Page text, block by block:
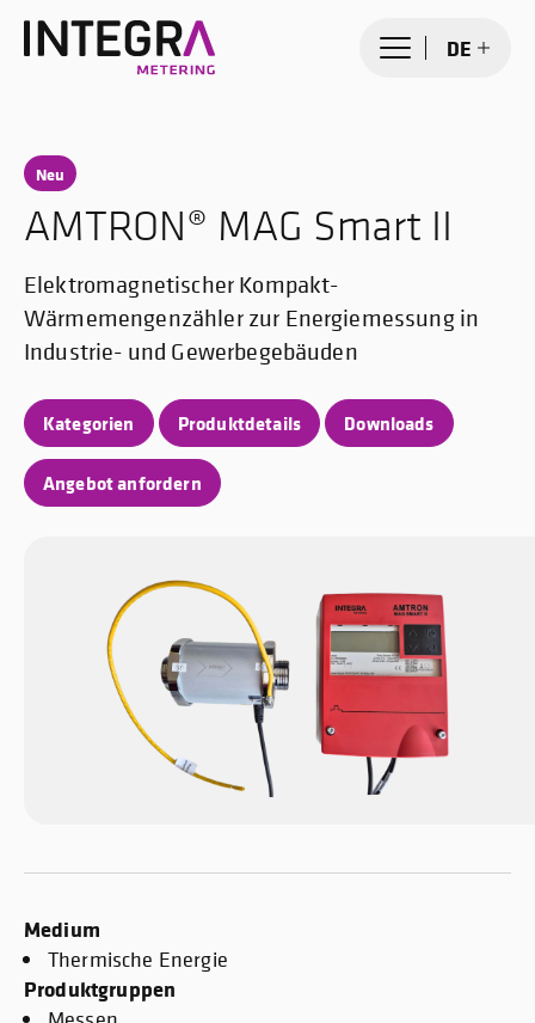
DE
Neu
AMTRON® MAG Smart II
Elektromagnetischer Kompakt-
Wärmemengenzähler zur Energiemessung in
Industrie- und Gewerbegebäuden
Kategorien Produktdetails Downloads
Angebot anfordern
Medium
Thermische Energie
Produktgruppen